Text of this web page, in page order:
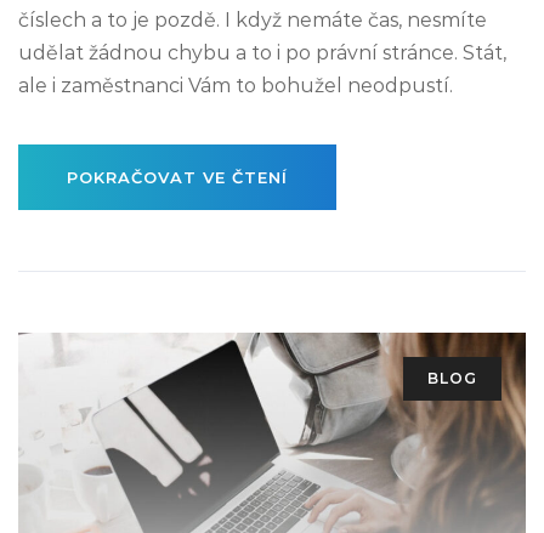
číslech a to je pozdě. I když nemáte čas, nesmíte
udělat žádnou chybu a to i po právní stránce. Stát,
ale i zaměstnanci Vám to bohužel neodpustí.
POKRAČOVAT VE ČTENÍ
BLOG